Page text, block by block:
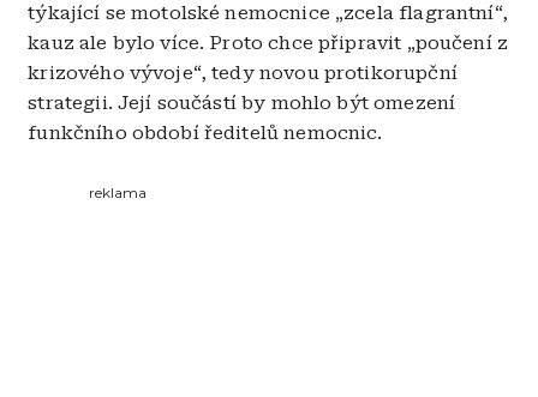
týkající se motolské nemocnice „zcela flagrantní“,
kauz ale bylo více. Proto chce připravit „poučení z
krizového vývoje“, tedy novou protikorupční
strategii. Její součástí by mohlo být omezení
funkčního období ředitelů nemocnic.
reklama